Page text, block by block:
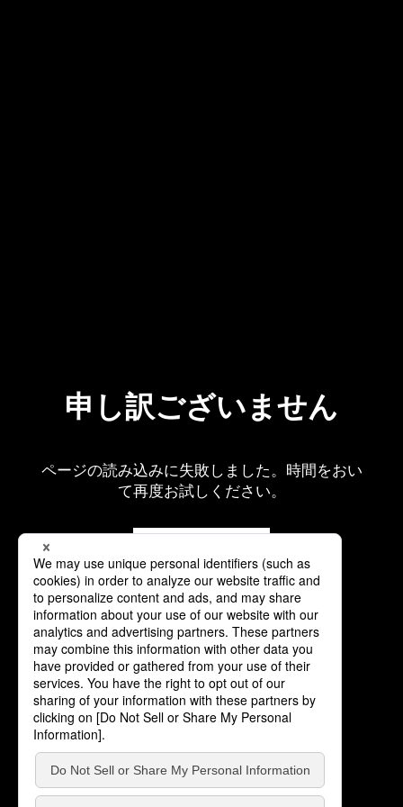
申し訳ございません
ページの読み込みに失敗しました。時間をおい
て再度お試しください。